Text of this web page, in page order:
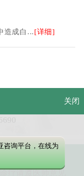
造成白...[详细]
区解放大道479号
白癜风医院
疗请遵医师意见
关闭
咨询平台，在线为